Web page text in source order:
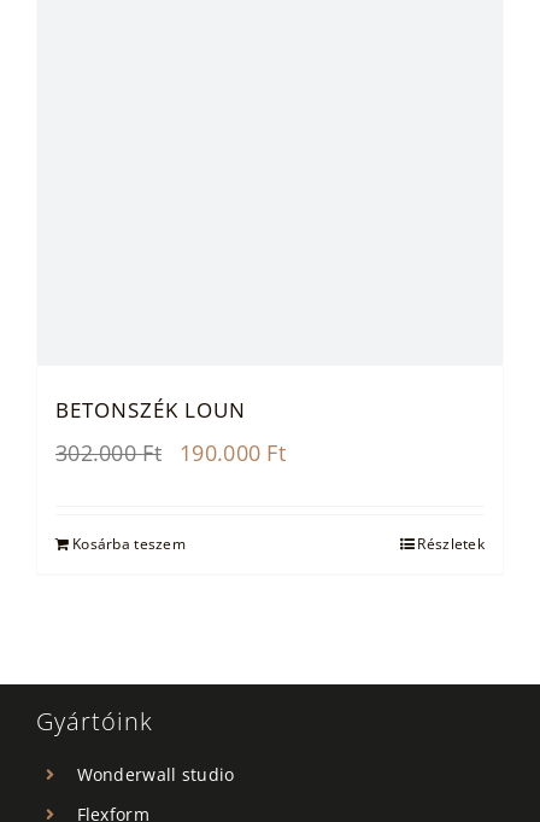
BETONSZÉK LOUN
302.000Ft
Original
302.000 Ft.
190.000 Ft
190.000 Ft.
Kosárba teszem Részletek
Gyártóink
Wonderwall studio
Flexform